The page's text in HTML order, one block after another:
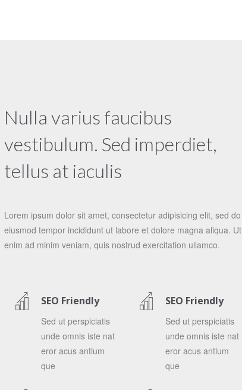
Nulla varius faucibus
vestibulum. Sed imperdiet,
tellus at iaculis
Lorem ipsum dolor sit amet, consectetur adipisicing elit, sed do
eiusmod tempor incididunt ut labore et dolore magna aliqua. Ut
enim ad minim veniam, quis nostrud exercitation ullamco.
SEO Friendly
Sed ut perspiciatis
unde omnis iste nat
eror acus antium
que
SEO Friendly
Sed ut perspiciatis
unde omnis iste nat
eror acus antium
que